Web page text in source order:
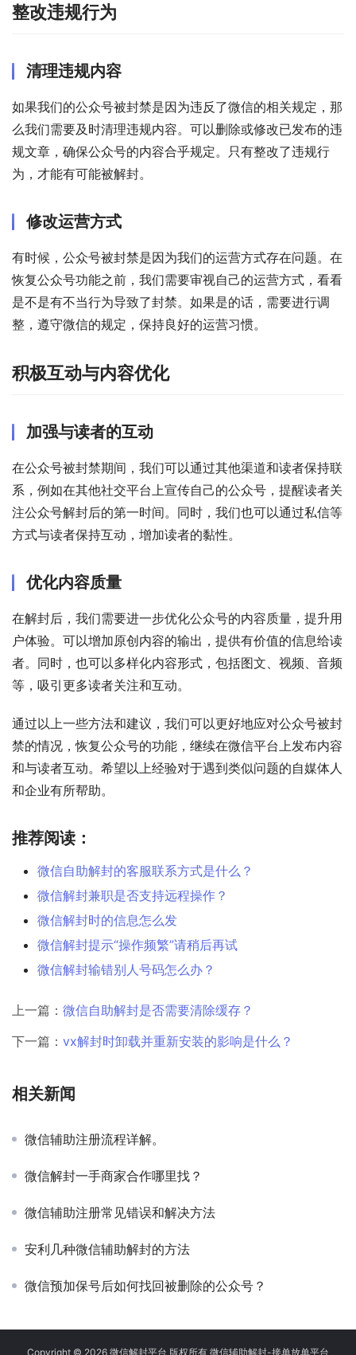
整改违规行为
清理违规内容
如果我们的公众号被封禁是因为违反了微信的相关规定，那
么我们需要及时清理违规内容。可以删除或修改已发布的违
规文章，确保公众号的内容合乎规定。只有整改了违规行
为，才能有可能被解封。
修改运营方式
有时候，公众号被封禁是因为我们的运营方式存在问题。在
恢复公众号功能之前，我们需要审视自己的运营方式，看看
是不是有不当行为导致了封禁。如果是的话，需要进行调
整，遵守微信的规定，保持良好的运营习惯。
积极互动与内容优化
加强与读者的互动
在公众号被封禁期间，我们可以通过其他渠道和读者保持联
系，例如在其他社交平台上宣传自己的公众号，提醒读者关
注公众号解封后的第一时间。同时，我们也可以通过私信等
方式与读者保持互动，增加读者的黏性。
优化内容质量
在解封后，我们需要进一步优化公众号的内容质量，提升用
户体验。可以增加原创内容的输出，提供有价值的信息给读
者。同时，也可以多样化内容形式，包括图文、视频、音频
等，吸引更多读者关注和互动。
通过以上一些方法和建议，我们可以更好地应对公众号被封
禁的情况，恢复公众号的功能，继续在微信平台上发布内容
和与读者互动。希望以上经验对于遇到类似问题的自媒体人
和企业有所帮助。
推荐阅读：
微信自助解封的客服联系方式是什么？
微信解封兼职是否支持远程操作？
微信解封时的信息怎么发
微信解封提示“操作频繁”请稍后再试
微信解封输错别人号码怎么办？
上一篇： 微信自助解封是否需要清除缓存？
下一篇： vx解封时卸载并重新安装的影响是什么？
相关新闻
微信辅助注册流程详解。
微信解封一手商家合作哪里找？
微信辅助注册常见错误和解决方法
安利几种微信辅助解封的方法
微信预加保号后如何找回被删除的公众号？
Copyright © 2026 微信解封平台 版权所有 微信辅助解封-接单放单平台